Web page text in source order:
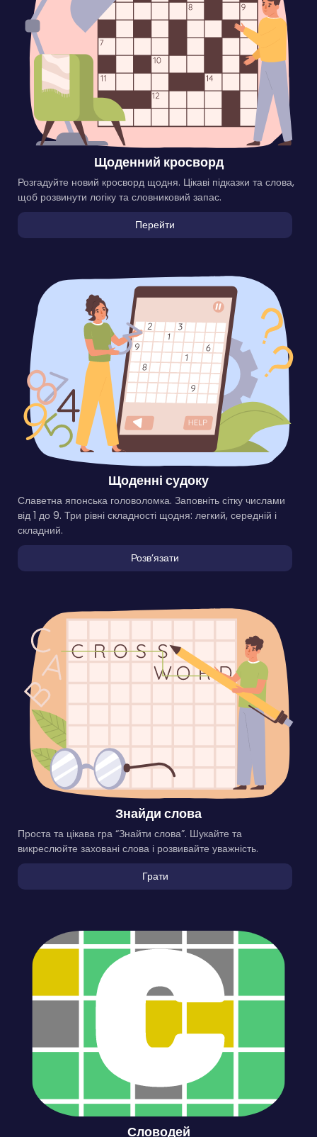
Щоденний кросворд
Розгадуйте новий кросворд щодня. Цікаві підказки та слова,
щоб розвинути логіку та словниковий запас.
Перейти
Щоденні судоку
Славетна японська головоломка. Заповніть сітку числами
від 1 до 9. Три рівні складності щодня: легкий, середній і
складний.
Розвʼязати
Знайди слова
Проста та цікава гра “Знайти слова”. Шукайте та
викреслюйте заховані слова і розвивайте уважність.
Грати
Словодей